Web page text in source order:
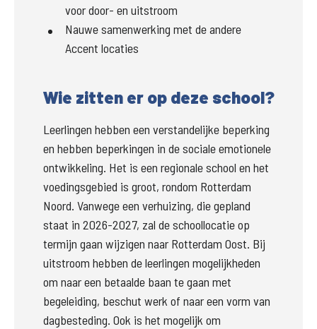
voor door- en uitstroom
Nauwe samenwerking met de andere
Accent locaties
Wie zitten er op deze school?
Leerlingen hebben een verstandelijke beperking
en hebben beperkingen in de sociale emotionele
ontwikkeling. Het is een regionale school en het
voedingsgebied is groot, rondom Rotterdam
Noord. Vanwege een verhuizing, die gepland
staat in 2026-2027, zal de schoollocatie op
termijn gaan wijzigen naar Rotterdam Oost. Bij
uitstroom hebben de leerlingen mogelijkheden
om naar een betaalde baan te gaan met
begeleiding, beschut werk of naar een vorm van
dagbesteding. Ook is het mogelijk om